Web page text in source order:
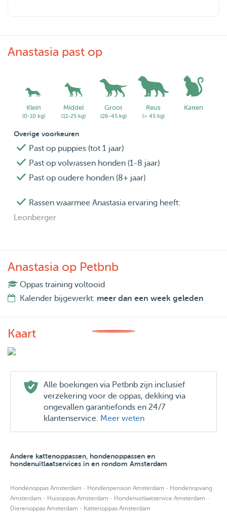
and my approach: https://anastasiapetsitting.carrd.co/
Thank you for making it this far,
Anastasia
Anastasia past op
Klein
(0-10 kg)
Middel
(11-25 kg)
Groot
(26-45 kg)
Reus
(> 45 kg)
Katten
Overige voorkeuren
Past op puppies (tot 1 jaar)
Past op volwassen honden (1-8 jaar)
Past op oudere honden (8+ jaar)
Rassen waarmee Anastasia ervaring heeft:
Leonberger
Anastasia op Petbnb
Oppas training voltooid
Kalender bijgewerkt: meer dan een week geleden
Kaart
Alle boekingen via Petbnb zijn inclusief
verzekering voor de oppas, dekking via
ongevallen garantiefonds en 24/7
klantenservice. Meer weten
Andere kattenoppassen, hondenoppassen en
hondenuitlaatservices in en rondom Amsterdam
Hondenoppas Amsterdam · Hondenpension Amsterdam · Hondenopvang
Amsterdam · Huisoppas Amsterdam · Hondenuitlaatservice Amsterdam ·
Dierenoppas Amsterdam · Kattenoppas Amsterdam